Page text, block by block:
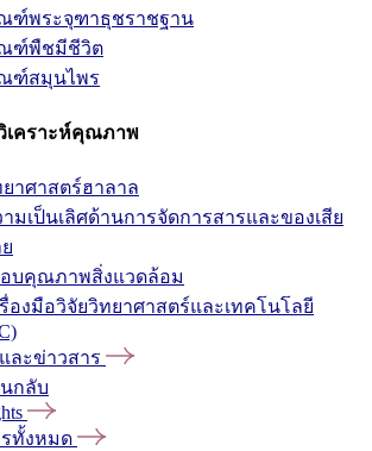
ฑ์พระจุฑาธุชราชฐาน
ฑ์พืชมีชีวิต
ฑ์สมุนไพร
เคราะห์คุณภาพ
าศาสตร์ฮาลาล
มเป็นเลิศด้านการจัดการสารและของเสีย
อบคุณภาพสิ่งแวดล้อม
องมือวิจัยวิทยาศาสตร์และเทคโนโลยี
ละข่าวสาร
กลับ
ทั้งหมด